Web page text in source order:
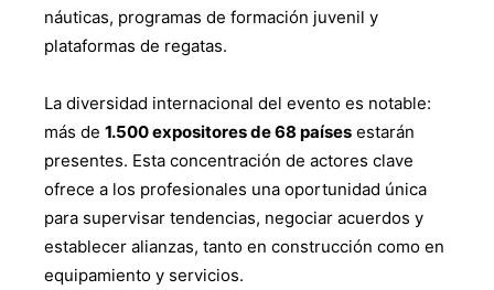
náuticas, programas de formación juvenil y
plataformas de regatas.
La diversidad internacional del evento es notable:
más de 1.500 expositores de 68 países estarán
presentes. Esta concentración de actores clave
ofrece a los profesionales una oportunidad única
para supervisar tendencias, negociar acuerdos y
establecer alianzas, tanto en construcción como en
equipamiento y servicios.